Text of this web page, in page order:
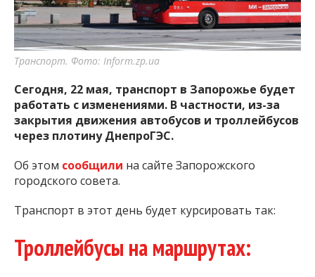
важную информацию о событиях
города Запорожья и области.
Транспорт. Фото: Inform.zp.ua
Сегодня, 22 мая, транспорт в Запорожье будет
работать с изменениями. В частности, из-за
закрытия движения автобусов и троллейбусов
через плотину ДнепроГЭС.
Об этом сообщили на сайте Запорожского
городского совета.
Транспорт в этот день будет курсировать так:
Троллейбусы на маршрутах: